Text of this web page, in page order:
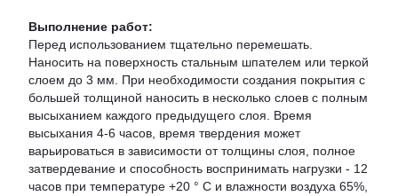
Выполнение работ:
Перед использованием тщательно перемешать.
Наносить на поверхность стальным шпателем или теркой
слоем до 3 мм. При необходимости создания покрытия с
большей толщиной наносить в несколько слоев с полным
высыханием каждого предыдущего слоя. Время
высыхания 4-6 часов, время твердения может
варьироваться в зависимости от толщины слоя, полное
затвердевание и способность воспринимать нагрузки - 12
часов при температуре +20 ° С и влажности воздуха 65%,